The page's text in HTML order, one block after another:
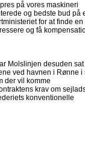
på vores maskineri
og bedste bud på
for at finde en
og få
Molslinjen desuden sat
ved havnen i Rønne i
der vil komme
krav om
konventionelle